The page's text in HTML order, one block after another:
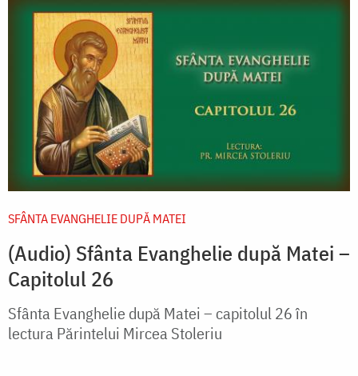
SFÂNTA EVANGHELIE DUPĂ MATEI
(Audio) Sfânta Evanghelie după Matei –
Capitolul 26
Sfânta Evanghelie după Matei – capitolul 26 în
lectura Părintelui Mircea Stoleriu